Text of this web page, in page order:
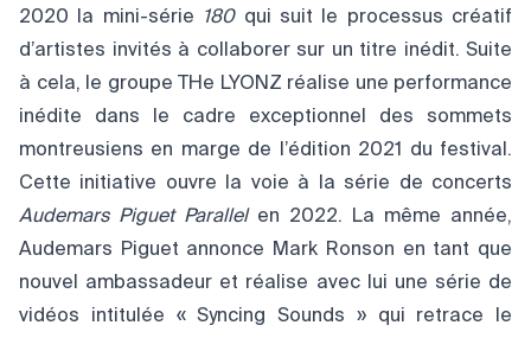
2020 la mini-série 180qui suit le processus créatif
d’artistes invités à collaborer sur un titre inédit. Suite
à cela, le groupe THe LYONZ réalise une performance
inédite dans le cadre exceptionnel des sommets
montreusiens en marge de l’édition 2021 du festival.
Cette initiative ouvre la voie à la série de concerts
Audemars Piguet Parallel en 2022. La même année,
Audemars Piguet annonce Mark Ronson en tant que
nouvel ambassadeur et réalise avec lui une série de
vidéos intitulée « Syncing Sounds » qui retrace le